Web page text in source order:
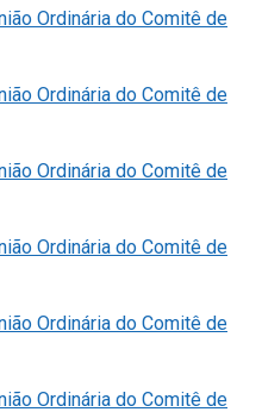
Ordinária do Comitê de
Ordinária do Comitê de
Ordinária do Comitê de
Ordinária do Comitê de
Ordinária do Comitê de
Ordinária do Comitê de